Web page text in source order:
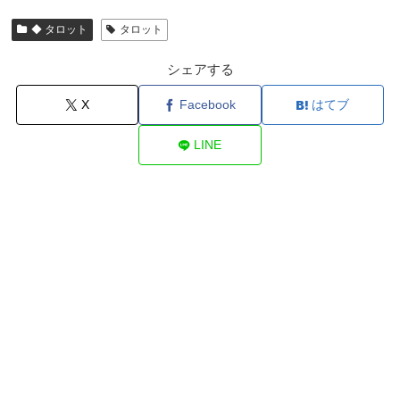
◆ タロット タロット
シェアする
X Facebook はてブ
LINE